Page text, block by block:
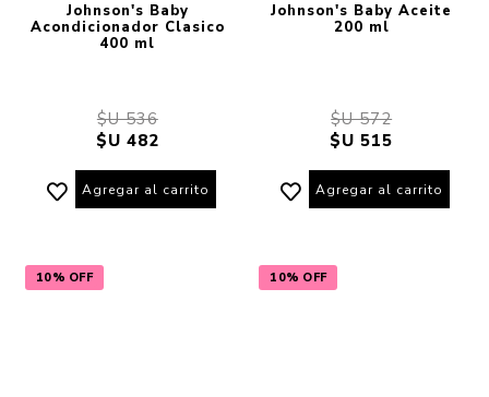
Johnson's Baby
Acondicionador Clasico
400 ml
$U 536
$U 482
Agregar al carrito
Johnson's Baby Aceite
200 ml
$U 572
$U 515
Agregar al carrito
10% OFF 10% OFF